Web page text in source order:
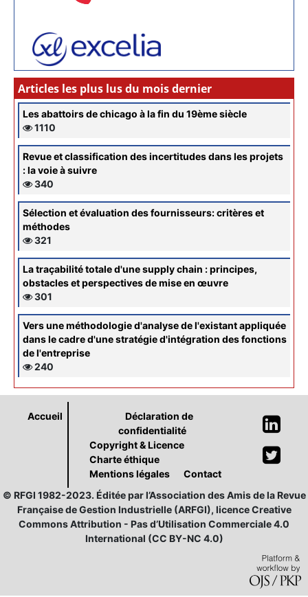
Articles les plus lus du mois dernier
Les abattoirs de chicago à la fin du 19ème siècle
1110
Revue et classification des incertitudes dans les projets
: la voie à suivre
340
Sélection et évaluation des fournisseurs: critères et
méthodes
321
La traçabilité totale d'une supply chain : principes,
obstacles et perspectives de mise en œuvre
301
Vers une méthodologie d'analyse de l'existant appliquée
dans le cadre d'une stratégie d'intégration des fonctions
de l'entreprise
240
Accueil
Déclaration de
confidentialité
Copyright & Licence
Charte éthique
Mentions légales
Contact
© RFGI 1982-2023. Éditée par l’Association des Amis de la Revue
Française de Gestion Industrielle (ARFGI), licence Creative
Commons Attribution - Pas d’Utilisation Commerciale 4.0
International (CC BY-NC 4.0)